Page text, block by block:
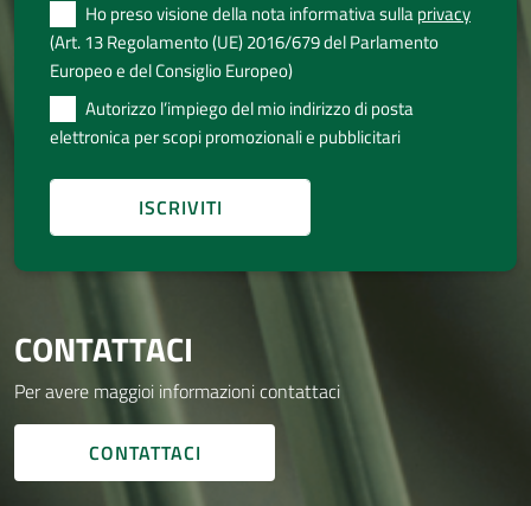
Ho preso visione della nota informativa sullaprivacy
(Art. 13 Regolamento (UE) 2016/679 del Parlamento
Europeo e del Consiglio Europeo)
Autorizzo l’impiego del mio indirizzo di posta
elettronica per scopi promozionali e pubblicitari
CONTATTACI
Per avere maggioi informazioni contattaci
CONTATTACI